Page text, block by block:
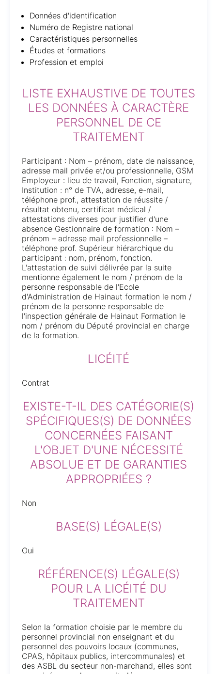
Données d'identification
Numéro de Registre national
Caractéristiques personnelles
Études et formations
Profession et emploi
LISTE EXHAUSTIVE DE TOUTES
LES DONNÉES À CARACTÈRE
PERSONNEL DE CE
TRAITEMENT
Participant : Nom – prénom, date de naissance,
adresse mail privée et/ou professionnelle, GSM
Employeur : lieu de travail, Fonction, signature,
Institution : n° de TVA, adresse, e-mail,
téléphone prof., attestation de réussite /
résultat obtenu, certificat médical /
attestations diverses pour justifier d'une
absence Gestionnaire de formation : Nom –
prénom – adresse mail professionnelle –
téléphone prof. Supérieur hiérarchique du
participant : nom, prénom, fonction.
L'attestation de suivi délivrée par la suite
mentionne également le nom / prénom de la
personne responsable de l'Ecole
d'Administration de Hainaut formation le nom /
prénom de la personne responsable de
l'inspection générale de Hainaut Formation le
nom / prénom du Député provincial en charge
de la formation.
LICÉITÉ
Contrat
EXISTE-T-IL DES CATÉGORIE(S)
SPÉCIFIQUES(S) DE DONNÉES
CONCERNÉES FAISANT
L'OBJET D'UNE NÉCESSITÉ
ABSOLUE ET DE GARANTIES
APPROPRIÉES ?
Non
BASE(S) LÉGALE(S)
Oui
RÉFÉRENCE(S) LÉGALE(S)
POUR LA LICÉITÉ DU
TRAITEMENT
Selon la formation choisie par le membre du
personnel provincial non enseignant et du
personnel des pouvoirs locaux (communes,
CPAS, hôpitaux publics, intercommunales) et
des ASBL du secteur non-marchand, elles sont